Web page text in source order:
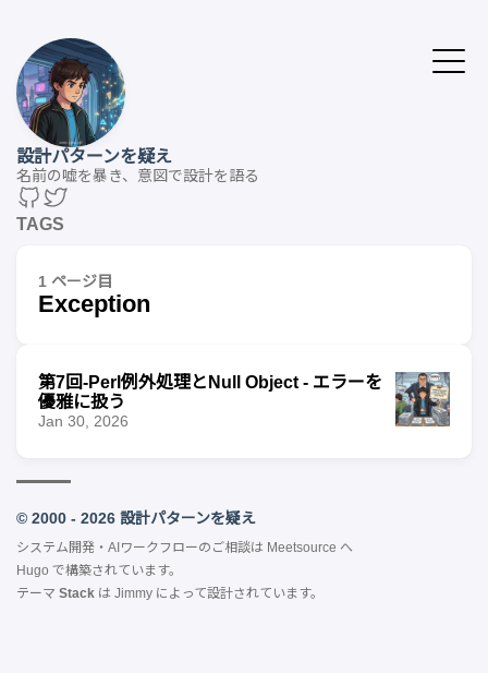
設計パターンを疑え
名前の嘘を暴き、意図で設計を語る
TAGS
1 ページ目
Exception
第7回-Perl例外処理とNull Object - エラーを
優雅に扱う
Jan 30, 2026
© 2000 - 2026 設計パターンを疑え
システム開発・AIワークフローのご相談は Meetsource へ
Hugo で構築されています。
テーマ Stack は Jimmy によって設計されています。